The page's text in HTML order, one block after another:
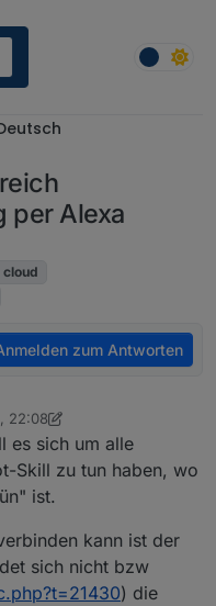
per Alexa
cloud
zum Antworten
22:08
2. Okt. 2019, 05:23
es sich um alle
Skill zu tun haben, wo
ist.
kann ist der
sich nicht bzw
) die